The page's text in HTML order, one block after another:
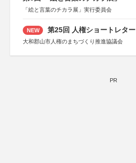
「絵と言葉のチカラ展」実行委員会
NEW 第25回 人権ショートレター
大和郡山市人権のまちづくり推進協議会
PR